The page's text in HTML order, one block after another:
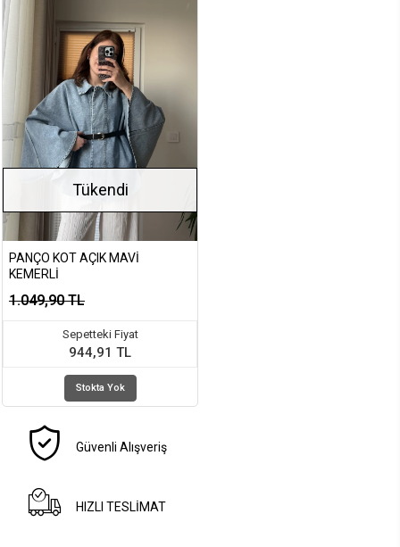
Tükendi
PANÇO KOT AÇIK MAVI
KEMERLI
1.049,90 TL
Sepetteki Fiyat
944,91 TL
Stokta Yok
Güvenli Alışveriş
HIZLI TESLİMAT